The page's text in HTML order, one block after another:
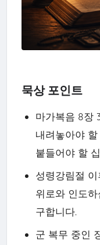
묵상 포인트
마가복음 8장
내려놓아야
붙들어야 할
성령강림절
위로와 인도
구합니다.
군 복무 중인